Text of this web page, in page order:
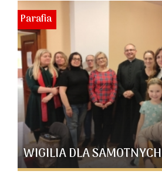
WIGILIA DLA SAMOTNYCH
Parafia